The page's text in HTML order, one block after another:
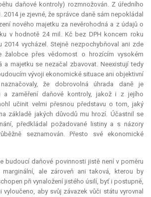
daňové kontroly) rozmnožován. Z úředního
2014 je zjevné, že správce daně sám nepokládal
nového majetku za nevěrohodná a z údajů o
v hodnotě 24 mil. Kč bez DPH koncem roku
2014 vycházel. Stejně nezpochybňoval ani zde
žalobce přes vědomost o hrozícím vysokém
a majetku se nezačal zbavovat. Neexistují tedy
vývoji ekonomické situace ani objektivní
že dobrovolná úhrada daně je
a zaměření daňové kontroly, jakož i z jejího
učinit velmi přesnou představu o tom, jaký
základě jakých důvodů mu hrozí. Účastnil se
předkládal požadované listiny a s názory
seznamován. Přesto své ekonomické
budoucí daňové povinnosti jistě není v poměru
marginální, ale zároveň ani taková, kterou by
při vynaložení jistého úsilí, byť i postupně,
vyloučeno, aby svůj závazek vůči státu vyrovnal